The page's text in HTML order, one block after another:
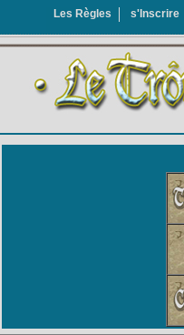
Les Règles s'Inscrire